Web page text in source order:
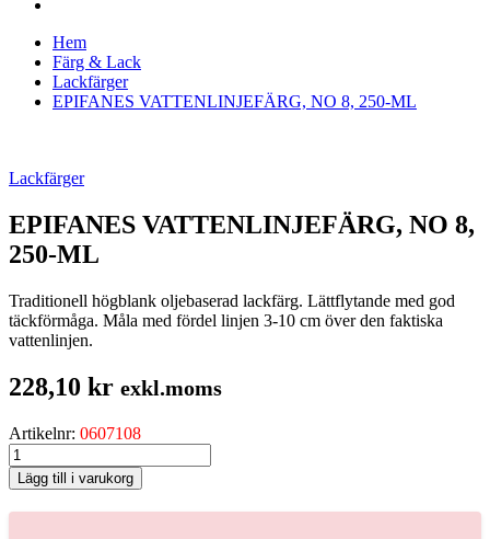
Hem
Färg & Lack
Lackfärger
EPIFANES VATTENLINJEFÄRG, NO 8, 250-ML
Lackfärger
EPIFANES VATTENLINJEFÄRG, NO 8,
250-ML
Traditionell högblank oljebaserad lackfärg. Lättflytande med god
täckförmåga. Måla med fördel linjen 3-10 cm över den faktiska
vattenlinjen.
228,10 kr exkl.moms
Artikelnr: 0607108
EPIFANES
VATTENLINJEFÄRG,
NO
8,
Lägg till i varukorg